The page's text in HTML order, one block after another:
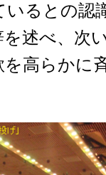
いるとの認
述べ、次
高らかに